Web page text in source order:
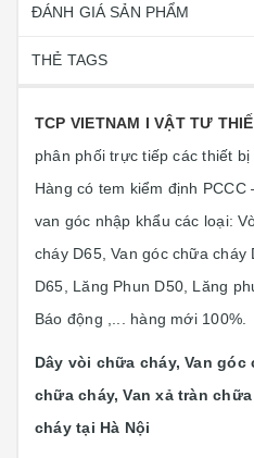
ĐÁNH GIÁ SẢN PHẨM
THẺ TAGS
TCP VIETNAM I VẬT TƯ
phân phối trực tiếp các thiết bị
Hàng có tem kiểm định PCCC
van góc nhập khẩu các loại:
cháy D65, Van góc chữa cháy
D65, Lăng Phun D50, Lăng
Báo động ,... hàng mới 100%.
Dây vòi chữa cháy, Van
chữa cháy, Van xả tràn
cháy tại Hà Nội